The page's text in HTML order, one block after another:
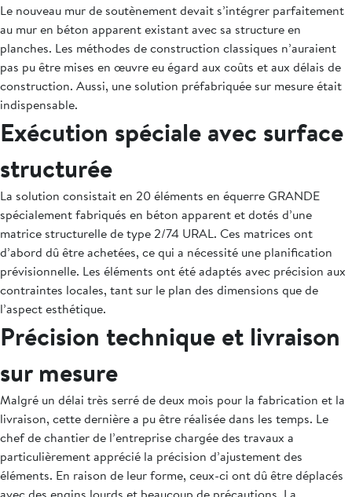
Le nouveau mur de soutènement devait s’intégrer parfaitement
au mur en béton apparent existant avec sa structure en
planches. Les méthodes de construction classiques n’auraient
pas pu être mises en œuvre eu égard aux coûts et aux délais de
construction. Aussi, une solution préfabriquée sur mesure était
indispensable.
Exécution spéciale avec surface
structurée
La solution consistait en 20 éléments en équerre GRANDE
spécialement fabriqués en béton apparent et dotés d’une
matrice structurelle de type 2/74 URAL. Ces matrices ont
d’abord dû être achetées, ce qui a nécessité une planification
prévisionnelle. Les éléments ont été adaptés avec précision aux
contraintes locales, tant sur le plan des dimensions que de
l’aspect esthétique.
Précision technique et livraison
sur mesure
Malgré un délai très serré de deux mois pour la fabrication et la
livraison, cette dernière a pu être réalisée dans les temps. Le
chef de chantier de l’entreprise chargée des travaux a
particulièrement apprécié la précision d’ajustement des
éléments. En raison de leur forme, ceux-ci ont dû être déplacés